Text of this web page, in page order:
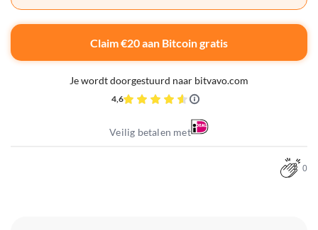
Claim €20 aan Bitcoin gratis
Je wordt doorgestuurd naar bitvavo.com
4,6
Veilig betalen met
0